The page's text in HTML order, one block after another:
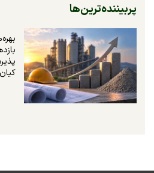
پربیننده‌ترین‌ها
کیان از ۱۸